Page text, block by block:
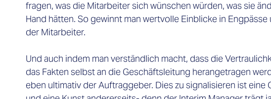
fragen, was die Mitarbeiter sich wünschen würden, was sie
Hand hätten. So gewinnt man wertvolle Einblicke in
der Mitarbeiter.
Und auch indem man verständlich macht, dass die
das Fakten selbst an die Geschäftsleitung herangetragen
eben ultimativ der Auftraggeber. Dies zu signalisieren ist eine